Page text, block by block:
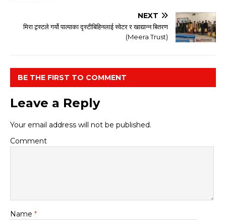
NEXT
मिरा ट्र्स्टले गर्यो पाल्पाका दृस्टीबिहिनलाई स्वेटर र खाद्यान्न बितरण
(Meera Trust)
BE THE FIRST TO COMMENT
Leave a Reply
Your email address will not be published.
Comment
Name *